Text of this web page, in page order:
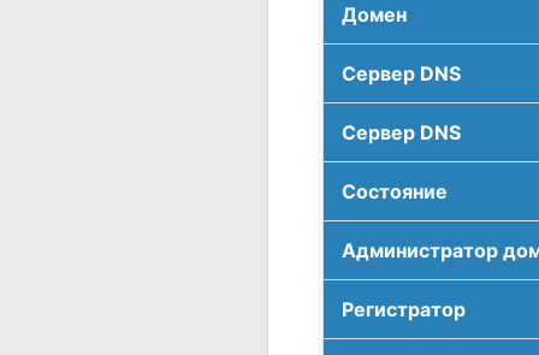
Домен
Сервер DNS
Сервер DNS
Соcтояние
Администратор
Регистратор